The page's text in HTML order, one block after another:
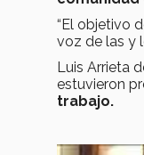
“El objetivo
voz de las y
Luis Arrieta
estuvieron
trabajo.